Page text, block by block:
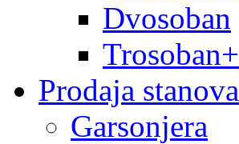
Dvosoban
Trosoban+
Prodaja stanova
Garsonjera